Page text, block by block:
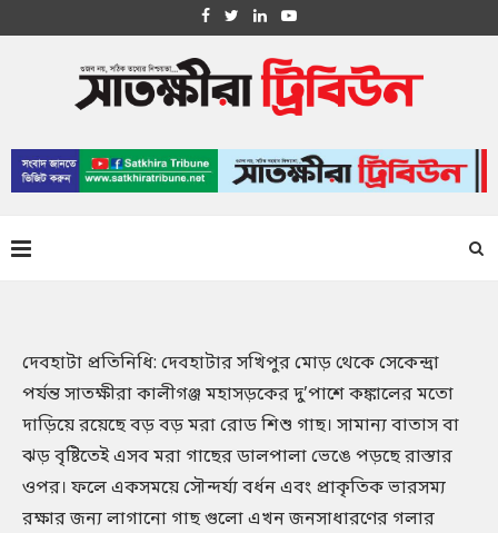
দেবহাটা প্রতিনিধি: দেবহাটার সখিপুর মোড় থেকে সেকেন্দ্রা
পর্যন্ত সাতক্ষীরা কালীগঞ্জ মহাসড়কের দু’পাশে কঙ্কালের মতো
দাড়িয়ে রয়েছে বড় বড় মরা রোড শিশু গাছ। সামান্য বাতাস বা
ঝড় বৃষ্টিতেই এসব মরা গাছের ডালপালা ভেঙে পড়ছে রাস্তার
ওপর। ফলে একসময়ে সৌন্দর্য্য বর্ধন এবং প্রাকৃতিক ভারসম্য
রক্ষার জন্য লাগানো গাছ গুলো এখন জনসাধারণের গলার